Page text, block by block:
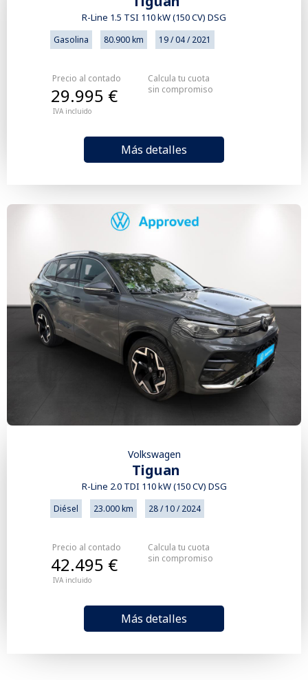
R-Line 1.5 TSI 110 kW (150 CV) DSG
Gasolina 80.900 km 19 / 04 / 2021
Precio al contado
IVA incluido
29.995 €
Más detalles
Calcula tu cuota
sin compromiso
Volkswagen
Tiguan
R-Line 2.0 TDI 110 kW (150 CV) DSG
Diésel 23.000 km 28 / 10 / 2024
Precio al contado
IVA incluido
42.495 €
Más detalles
Calcula tu cuota
sin compromiso